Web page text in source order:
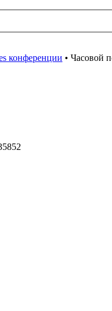
конференции • Часовой